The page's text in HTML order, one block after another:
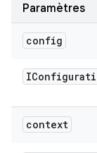
Paramètres
config
context